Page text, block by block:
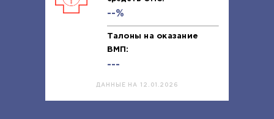
--%
Талоны на оказание
ВМП:
---
ДАННЫЕ НА 12.01.2026